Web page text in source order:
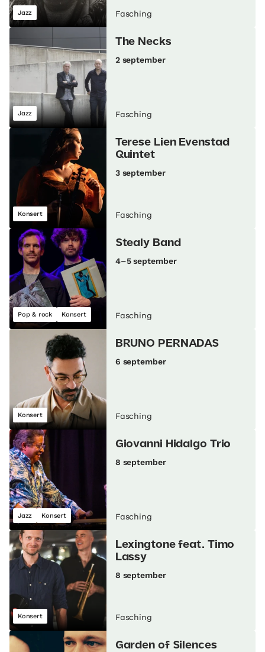
Jazz Fasching
Jazz
The Necks
2 september
Fasching
Konsert
Terese Lien Evenstad
Quintet
3 september
Fasching
Pop & rock Konsert
Stealy Band
4–5 september
Fasching
Konsert
BRUNO PERNADAS
6 september
Fasching
Jazz Konsert
Giovanni Hidalgo Trio
8 september
Fasching
Konsert
Lexingtone feat. Timo
Lassy
8 september
Fasching
Garden of Silences